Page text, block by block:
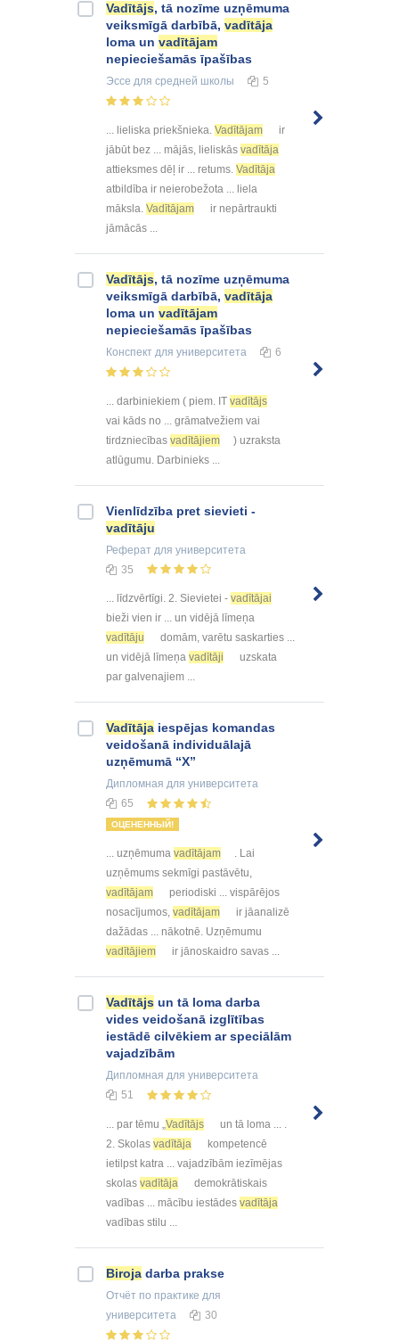
Vadītājs, tā nozīme uzņēmuma
veiksmīgā darbībā, vadītāja
loma un vadītājam
nepieciešamās īpašības
Эссе для средней школы 5
... lieliska priekšnieka. Vadītājam
ir
jābūt bez ... mājās, lieliskās vadītāja
attieksmes dēļ ir ... retums. Vadītāja
atbildība ir neierobežota ... liela
māksla. Vadītājam
ir nepārtraukti
jāmācās ...
Vadītājs, tā nozīme uzņēmuma
veiksmīgā darbībā, vadītāja
loma un vadītājam
nepieciešamās īpašības
Конспект для университета 6
... darbiniekiem ( piem. IT vadītājs
vai kāds no ... grāmatvežiem vai
tirdzniecības vadītājiem
) uzraksta
atlūgumu. Darbinieks ...
Vienlīdzība pret sievieti -
vadītāju
Реферат для университета
35
... līdzvērtīgi. 2. Sievietei - vadītājai
bieži vien ir ... un vidējā līmeņa
vadītāju
domām, varētu saskarties ...
un vidējā līmeņa vadītāji
uzskata
par galvenajiem ...
Vadītāja iespējas komandas
veidošanā individuālajā
uzņēmumā “X”
Дипломная для университета
65
ОЦЕНЕННЫЙ!
... uzņēmuma vadītājam
. Lai
uzņēmums sekmīgi pastāvētu,
vadītājam
periodiski ... vispārējos
nosacījumos, vadītājam
ir jāanalizē
dažādas ... nākotnē. Uzņēmumu
vadītājiem
ir jānoskaidro savas ...
Vadītājs un tā loma darba
vides veidošanā izglītības
iestādē cilvēkiem ar speciālām
vajadzībām
Дипломная для университета
51
... par tēmu „Vadītājs
un tā loma ... .
2. Skolas vadītāja
kompetencē
ietilpst katra ... vajadzībām iezīmējas
skolas vadītāja
demokrātiskais
vadības ... mācību iestādes vadītāja
vadības stilu ...
Biroja darba prakse
Отчёт по практике для
университета
30